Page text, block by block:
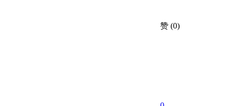
赞 (0)